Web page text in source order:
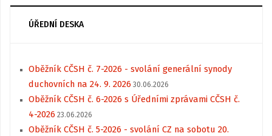
ÚŘEDNÍ DESKA
Oběžník CČSH č. 7-2026 - svolání generální synody
duchovních na 24. 9. 2026 30.06.2026
Oběžník CČSH č. 6-2026 s Úředními zprávami CČSH č.
4-2026 23.06.2026
Oběžník CČSH č. 5-2026 - svolání CZ na sobotu 20.